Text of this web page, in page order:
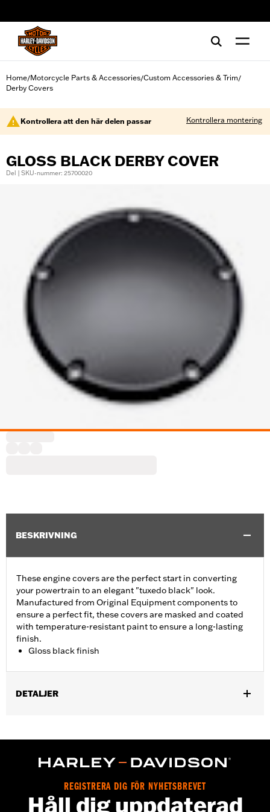
Home/Motorcycle Parts & Accessories/Custom Accessories & Trim/
Derby Covers
Kontrollera att den här delen passar Kontrollera montering
GLOSS BLACK DERBY COVER
Del | SKU-nummer: 25700020
BESKRIVNING
These engine covers are the perfect start in converting
your powertrain to an elegant "tuxedo black" look.
Manufactured from Original Equipment components to
ensure a perfect fit, these covers are masked and coated
with temperature-resistant paint to ensure a long-lasting
finish.
Gloss black finish
DETALJER
Cover P/N 25700385 or 25700438).
Derby cover only
WARRANTY:,,,,,,,,,,,,,,,,,,,,,,,,,,,,,,,,,,,,,,,,,,,,,,,,,,,,,,,,,,,,,,,,,,
REGISTRERA DIG FÖR NYHETSBREVET
Håll dig uppdaterad